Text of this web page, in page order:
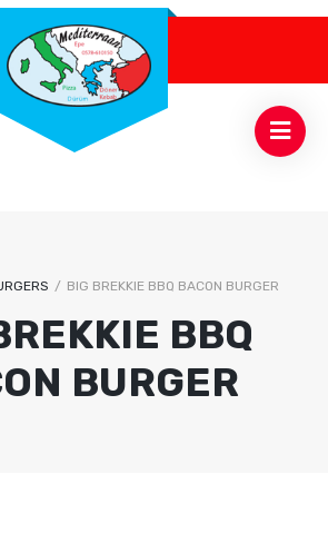
/ BIG BREKKIE BBQ BACON BURGER
BBQ
BURGER